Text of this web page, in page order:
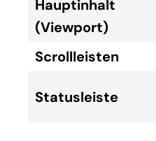
Hauptinhalt
(Viewport)
Scrollleisten
Statusleiste